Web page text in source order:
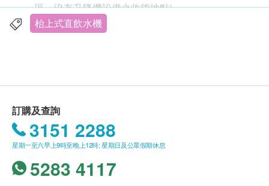
一鍵童鎖 (防止燙傷)
3公升大水箱 (無需加太多次水)
區、沒有升降機設備之收貨地點)。
不接受郵政信箱地址。
訂單金額不足 HK$500 顧客需支付運費 HK$50。
送貨時間:
商品會於訂單確認付款後 7 個工作天內送出。
送貨服務有可能因天氣、交通、地區或其他因素而
枱上式直飲水機
訂購及查詢
3151 2288
星期一至六早上9時至晚上12時; 星期日及公眾假期休息
5283 4117